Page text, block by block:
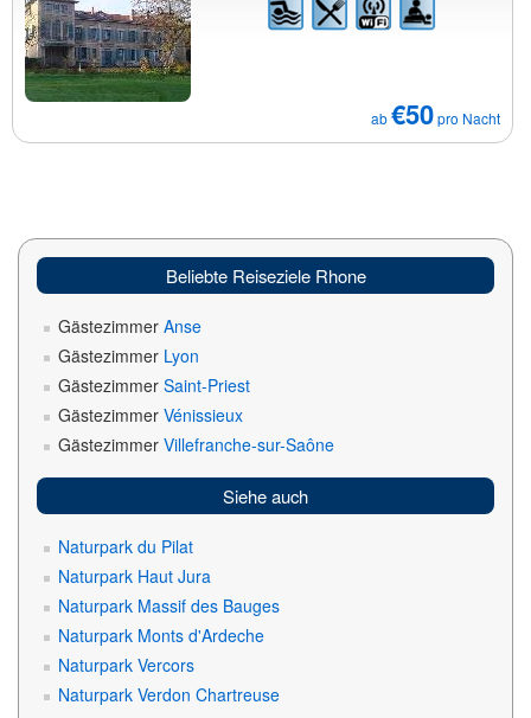
ab€50pro Nacht
Beliebte Reiseziele Rhone
Gästezimmer Anse
Gästezimmer Lyon
Gästezimmer Saint-Priest
Gästezimmer Vénissieux
Gästezimmer Villefranche-sur-Saône
Siehe auch
Naturpark du Pilat
Naturpark Haut Jura
Naturpark Massif des Bauges
Naturpark Monts d'Ardeche
Naturpark Vercors
Naturpark Verdon Chartreuse